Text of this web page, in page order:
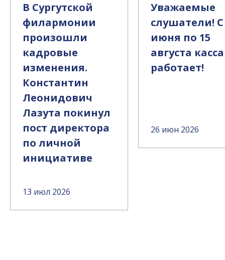
В Сургутской
филармонии
произошли
кадровые
изменения.
Константин
Леонидович
Лазута покинул
пост директора
по личной
инициативе
13 июл 2026
Уважаемые
слушатели! С
июня по 15
августа
работает!
26 июн 2026